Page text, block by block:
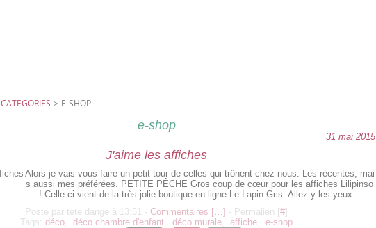
CATEGORIES > E-SHOP
e-shop
31 mai 2015
J'aime les affiches
Alors je vais vous faire un petit tour de celles qui trônent chez nous. Les récentes, mai
s aussi mes préférées. PETITE PÊCHE Gros coup de cœur pour les affiches Lilipinso
! Celle ci vient de la très jolie boutique en ligne Le Lapin Gris. Allez-y les yeux...
Posté par tete dange à 13:51 - Commentaires […] - Permalien [ #
Tags: déco, déco chambre d'enfant, déco murale, affiche, e-shop